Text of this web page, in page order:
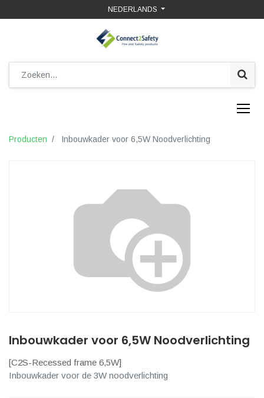
NEDERLANDS
Producten Inbouwkader voor 6,5W Noodverlichting
Inbouwkader voor 6,5W Noodverlichting
[C2S-Recessed frame 6,5W]
Inbouwkader voor de 3W noodverlichting